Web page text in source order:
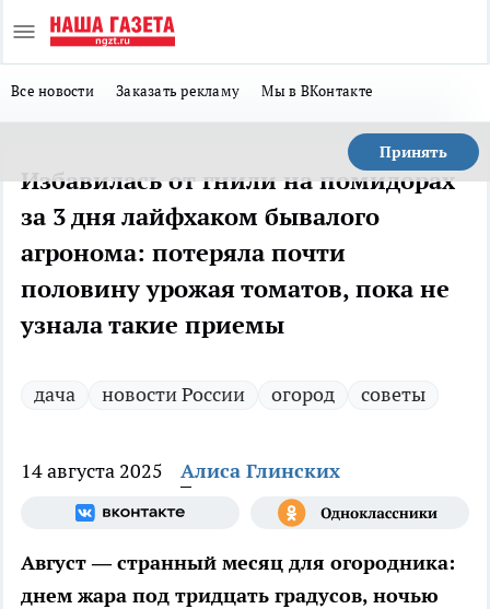
Все новости Заказать рекламу Мы в ВКонтакте
Принять
Избавилась от гнили на помидорах
за 3 дня лайфхаком бывалого
агронома: потеряла почти
половину урожая томатов, пока не
узнала такие приемы
дача новости России огород советы
14 августа 2025 Алиса Глинских
Август — странный месяц для огородника:
днем жара под тридцать градусов, ночью